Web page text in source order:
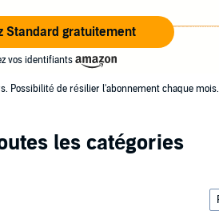
Standard gratuitement
vos identifiants
Possibilité de résilier l'abonnement chaque mois.
les catégories